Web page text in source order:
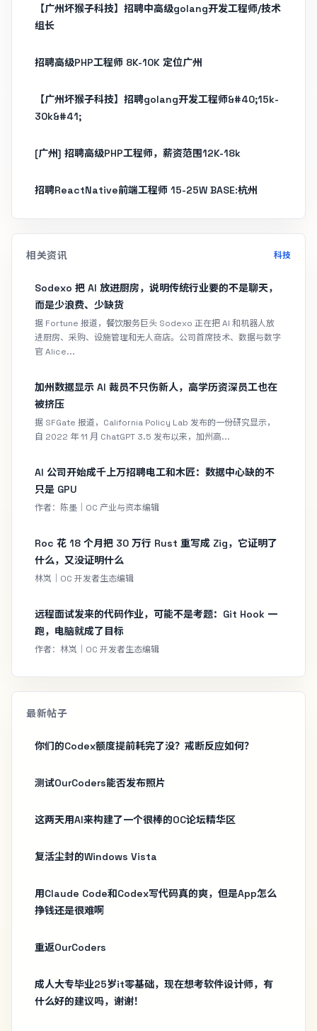
【广州坏猴子科技】招聘中高级golang开发工程师/技术
组长
招聘高级PHP工程师 8K-10K 定位广州
【广州坏猴子科技】招聘golang开发工程师&#40;15k-
30k&#41;
[广州] 招聘高级PHP工程师，薪资范围12K-18k
招聘ReactNative前端工程师 15-25W BASE:杭州
相关资讯 科技
Sodexo 把 AI 放进厨房，说明传统行业要的不是聊天，
而是少浪费、少缺货
据 Fortune 报道，餐饮服务巨头 Sodexo 正在把 AI 和机器人放
进厨房、采购、设施管理和无人商店。公司首席技术、数据与数字
官 Alice...
加州数据显示 AI 裁员不只伤新人，高学历资深员工也在
被挤压
据 SFGate 报道，California Policy Lab 发布的一份研究显示，
自 2022 年 11 月 ChatGPT 3.5 发布以来，加州高...
AI 公司开始成千上万招聘电工和木匠：数据中心缺的不
只是 GPU
作者：陈墨｜OC 产业与资本编辑
Roc 花 18 个月把 30 万行 Rust 重写成 Zig，它证明了
什么，又没证明什么
林岚｜OC 开发者生态编辑
远程面试发来的代码作业，可能不是考题：Git Hook 一
跑，电脑就成了目标
作者：林岚｜OC 开发者生态编辑
最新帖子
你们的Codex额度提前耗完了没？戒断反应如何？
测试OurCoders能否发布照片
这两天用AI来构建了一个很棒的OC论坛精华区
复活尘封的Windows Vista
用Claude Code和Codex写代码真的爽，但是App怎么
挣钱还是很难啊
重返OurCoders
成人大专毕业25岁it零基础，现在想考软件设计师，有
什么好的建议吗，谢谢！